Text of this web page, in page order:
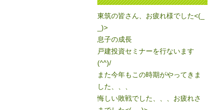
東筑の皆さん、お疲れ様でした<(_
_)>
息子の成長
戸建投資セミナーを行ないます
(^^)/
また今年もこの時期がやってきま
した、、、
悔しい敗戦でした、、、お疲れさ